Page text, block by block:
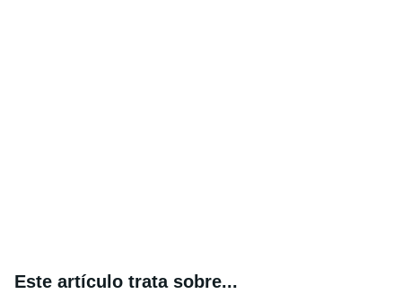
Este artículo trata sobre...